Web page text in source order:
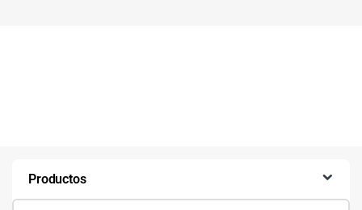
Productos